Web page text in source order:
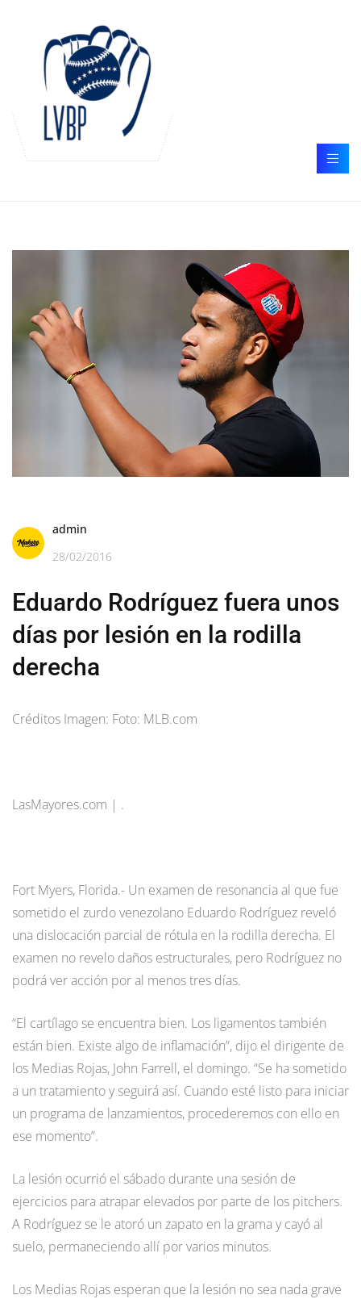
admin
28/02/2016
Eduardo Rodríguez fuera unos
días por lesión en la rodilla
derecha
Créditos Imagen: Foto: MLB.com
LasMayores.com | .
Fort Myers, Florida.- Un examen de resonancia al que fue
sometido el zurdo venezolano Eduardo Rodríguez reveló
una dislocación parcial de rótula en la rodilla derecha. El
examen no revelo daños estructurales, pero Rodríguez no
podrá ver acción por al menos tres días.
“El cartílago se encuentra bien. Los ligamentos también
están bien. Existe algo de inflamación”, dijo el dirigente de
los Medias Rojas, John Farrell, el domingo. “Se ha sometido
a un tratamiento y seguirá así. Cuando esté listo para iniciar
un programa de lanzamientos, procederemos con ello en
ese momento”.
La lesión ocurrió el sábado durante una sesión de
ejercicios para atrapar elevados por parte de los pitchers.
A Rodríguez se le atoró un zapato en la grama y cayó al
suelo, permaneciendo allí por varios minutos.
Los Medias Rojas esperan que la lesión no sea nada grave